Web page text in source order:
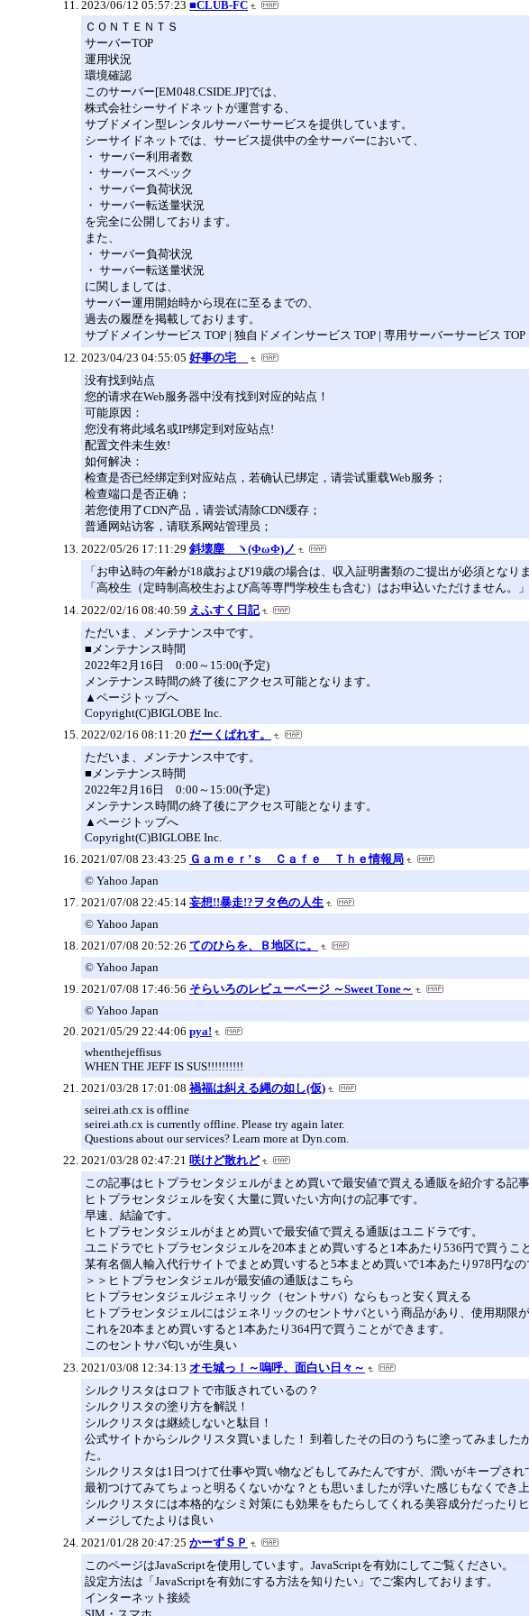
2023/06/12 05:57:23 ■CLUB-FC
ＣＯＮＴＥＮＴＳ
サーバーTOP
運用状況
環境確認
このサーバー[EM048.CSIDE.JP]では、
株式会社シーサイドネットが運営する、
サブドメイン型レンタルサーバーサービスを提供しています。
シーサイドネットでは、サービス提供中の全サーバーにおいて、
・ サーバー利用者数
・ サーバースペック
・ サーバー負荷状況
・ サーバー転送量状況
を完全に公開しております。
また、
・ サーバー負荷状況
・ サーバー転送量状況
に関しましては、
サーバー運用開始時から現在に至るまでの、
過去の履歴を掲載しております。
サブドメインサービス TOP | 独自ドメインサービス TOP | 専用サーバーサービス TOP
2023/04/23 04:55:05 好事の宅
没有找到站点
您的请求在Web服务器中没有找到对应的站点！
可能原因：
您没有将此域名或IP绑定到对应站点!
配置文件未生效!
如何解决：
检查是否已经绑定到对应站点，若确认已绑定，请尝试重载Web服务；
检查端口是否正确；
若您使用了CDN产品，请尝试清除CDN缓存；
普通网站访客，请联系网站管理员；
2022/05/26 17:11:29 斜壊塵 ヽ(ΦωΦ)ノ
「お申込時の年齢が18歳および19歳の場合は、収入証明書類のご提出が必須となり
「高校生（定時制高校生および高等専門学校生も含む）はお申込いただけません。」
2022/02/16 08:40:59 えふすく日記
ただいま、メンテナンス中です。
■メンテナンス時間
2022年2月16日 0:00～15:00(予定)
メンテナンス時間の終了後にアクセス可能となります。
▲ページトップへ
Copyright(C)BIGLOBE Inc.
2022/02/16 08:11:20 だーくぱれす。
ただいま、メンテナンス中です。
■メンテナンス時間
2022年2月16日 0:00～15:00(予定)
メンテナンス時間の終了後にアクセス可能となります。
▲ページトップへ
Copyright(C)BIGLOBE Inc.
2021/07/08 23:43:25 Ｇａｍｅｒ’ｓ Ｃａｆｅ Ｔｈｅ情報局
© Yahoo Japan
2021/07/08 22:45:14 妄想!!暴走!?ヲタ色の人生
© Yahoo Japan
2021/07/08 20:52:26 てのひらを、Ｂ地区に。
© Yahoo Japan
2021/07/08 17:46:56 そらいろのレビューページ ～Sweet Tone～
© Yahoo Japan
2021/05/29 22:44:06 pya!
whenthejeffisus
WHEN THE JEFF IS SUS!!!!!!!!!!
2021/03/28 17:01:08 禍福は糾える縄の如し(仮)
seirei.ath.cx is offline
seirei.ath.cx is currently offline. Please try again later.
Questions about our services? Learn more at Dyn.com.
2021/03/28 02:47:21 咲けど散れど
この記事はヒトプラセンタジェルがまとめ買いで最安値で買える通販を紹介する記事
ヒトプラセンタジェルを安く大量に買いたい方向けの記事です。
早速、結論です。
ヒトプラセンタジェルがまとめ買いで最安値で買える通販はユニドラです。
ユニドラでヒトプラセンタジェルを20本まとめ買いすると1本あたり536円で買うこ
某有名個人輸入代行サイトでまとめ買いすると5本まとめ買いで1本あたり978円な
＞＞ヒトプラセンタジェルが最安値の通販はこちら
ヒトプラセンタジェルジェネリック（セントサバ）ならもっと安く買える
ヒトプラセンタジェルにはジェネリックのセントサバという商品があり、使用期限
これを20本まとめ買いすると1本あたり364円で買うことができます。
このセントサバ匂いが生臭い
2021/03/08 12:34:13 オモ城っ！～嗚呼、面白い日々～
シルクリスタはロフトで市販されているの？
シルクリスタの塗り方を解説！
シルクリスタは継続しないと駄目！
公式サイトからシルクリスタ買いました！ 到着したその日のうちに塗ってみまし
た。
シルクリスタは1日つけて仕事や買い物などもしてみたんですが、潤いがキープさ
最初つけてみてちょっと明るくないかな？とも思いましたが浮いた感じもなくでき
シルクリスタには本格的なシミ対策にも効果をもたらしてくれる美容成分だった
メージしてたよりは良い
2021/01/28 20:47:25 かーずＳＰ
このページはJavaScriptを使用しています。JavaScriptを有効にしてご覧ください。
設定方法は「JavaScriptを有効にする方法を知りたい」でご案内しております。
インターネット接続